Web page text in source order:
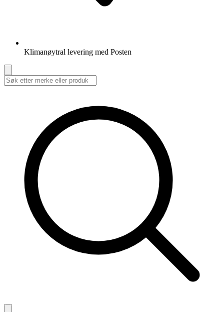
Klimanøytral levering med Posten